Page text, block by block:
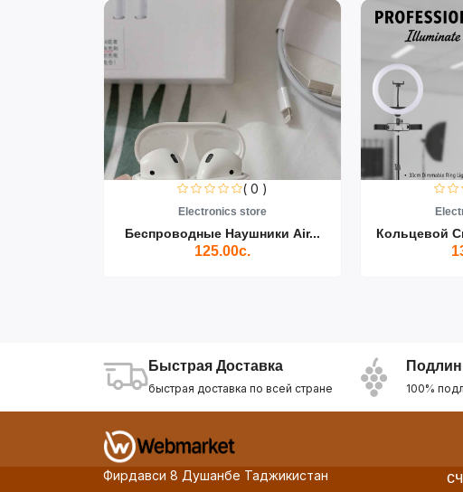
( 0 )
Electronics store
Беспроводные Наушники Air...
125.00с.
Кольцевой
Быстрая Доставка
быстрая доставка по всей стране 100%
Фирдавси 8 Душанбе Таджикистан